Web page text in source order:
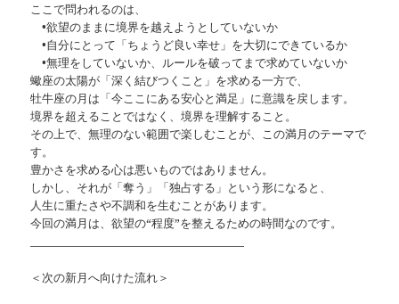
ここで問われるのは、
•欲望のままに境界を越えようとしていないか
•自分にとって「ちょうど良い幸せ」を大切にできているか
•無理をしていないか、ルールを破ってまで求めていないか
蠍座の太陽が「深く結びつくこと」を求める一方で、
牡牛座の月は「今ここにある安心と満足」に意識を戻します。
境界を超えることではなく、境界を理解すること。
その上で、無理のない範囲で楽しむことが、この満月のテーマで
す。
豊かさを求める心は悪いものではありません。
しかし、それが「奪う」「独占する」という形になると、
人生に重たさや不調和を生むことがあります。
今回の満月は、欲望の“程度”を整えるための時間なのです。
＜次の新月へ向けた流れ＞